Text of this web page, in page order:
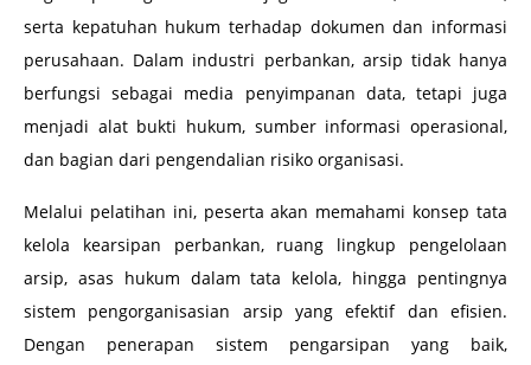
serta kepatuhan hukum terhadap dokumen dan informasi
perusahaan. Dalam industri perbankan, arsip tidak hanya
berfungsi sebagai media penyimpanan data, tetapi juga
menjadi alat bukti hukum, sumber informasi operasional,
dan bagian dari pengendalian risiko organisasi.
Melalui pelatihan ini, peserta akan memahami konsep tata
kelola kearsipan perbankan, ruang lingkup pengelolaan
arsip, asas hukum dalam tata kelola, hingga pentingnya
sistem pengorganisasian arsip yang efektif dan efisien.
Dengan penerapan sistem pengarsipan yang baik,